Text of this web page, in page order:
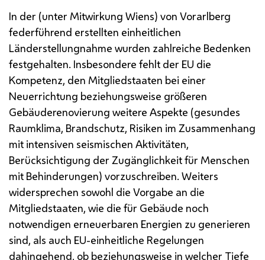
In der (unter Mitwirkung Wiens) von Vorarlberg
federführend erstellten einheitlichen
Länderstellungnahme wurden zahlreiche Bedenken
festgehalten. Insbesondere fehlt der EU die
Kompetenz, den Mitgliedstaaten bei einer
Neuerrichtung beziehungsweise größeren
Gebäuderenovierung weitere Aspekte (gesundes
Raumklima, Brandschutz, Risiken im Zusammenhang
mit intensiven seismischen Aktivitäten,
Berücksichtigung der Zugänglichkeit für Menschen
mit Behinderungen) vorzuschreiben. Weiters
widersprechen sowohl die Vorgabe an die
Mitgliedstaaten, wie die für Gebäude noch
notwendigen erneuerbaren Energien zu generieren
sind, als auch EU-einheitliche Regelungen
dahingehend, ob beziehungsweise in welcher Tiefe